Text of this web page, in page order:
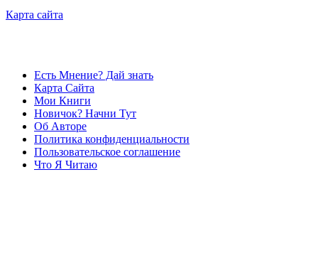
Карта сайта
Есть Мнение? Дай знать
Карта Сайта
Мои Книги
Новичок? Начни Тут
Об Авторе
Политика конфиденциальности
Пользовательское соглашение
Что Я Читаю